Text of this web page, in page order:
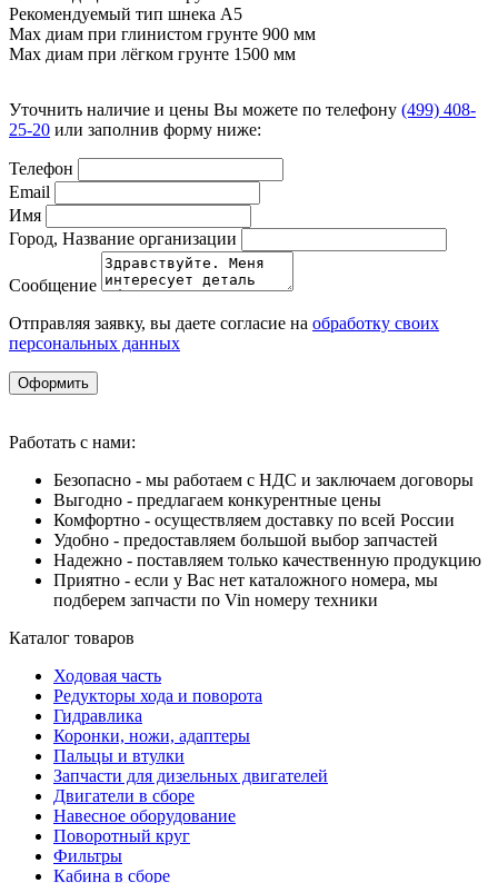
Рекомендуемый тип шнека A5
Max диам при глинистом грунте 900 мм
Max диам при лёгком грунте 1500 мм
Уточнить наличие и цены Вы можете по телефону (499) 408-
25-20 или заполнив форму ниже:
Телефон
Email
Имя
Город, Название организации
Сообщение
Отправляя заявку, вы даете согласие на обработку своих
персональных данных
Оформить
Работать с нами:
Безопасно - мы работаем с НДС и заключаем договоры
Выгодно - предлагаем конкурентные цены
Комфортно - осуществляем доставку по всей России
Удобно - предоставляем большой выбор запчастей
Надежно - поставляем только качественную продукцию
Приятно - если у Вас нет каталожного номера, мы
подберем запчасти по Vin номеру техники
Каталог товаров
Ходовая часть
Редукторы хода и поворота
Гидравлика
Коронки, ножи, адаптеры
Пальцы и втулки
Запчасти для дизельных двигателей
Двигатели в сборе
Навесное оборудование
Поворотный круг
Фильтры
Кабина в сборе